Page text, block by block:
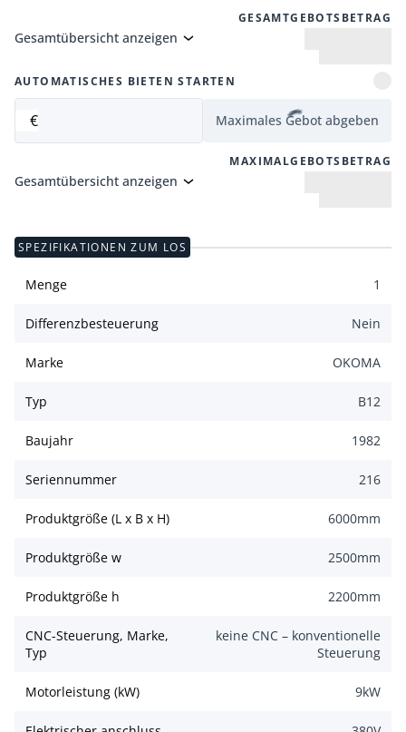
GESAMTGEBOTSBETRAG
Gesamtübersicht anzeigen
AUTOMATISCHES BIETEN STARTEN
€ Maximales Gebot abgeben
MAXIMALGEBOTSBETRAG
Gesamtübersicht anzeigen
SPEZIFIKATIONEN ZUM LOS
Menge 1
Differenzbesteuerung Nein
Marke OKOMA
Typ B12
Baujahr 1982
Seriennummer 216
Produktgröße (L x B x H) 6000mm
Produktgröße w 2500mm
Produktgröße h 2200mm
CNC-Steuerung, Marke,
Typ
keine CNC – konventionelle
Steuerung
Motorleistung (kW) 9kW